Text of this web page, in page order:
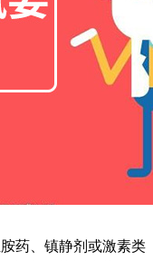
药、镇静剂或激素类